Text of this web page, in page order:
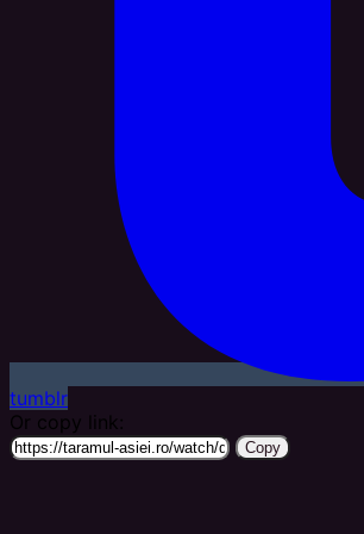
tumblr
Or copy link:
Copy